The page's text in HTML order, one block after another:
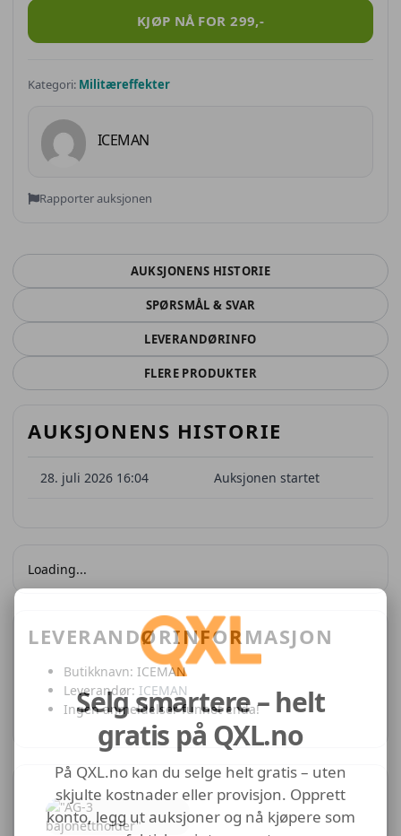
LEBANON VETERAN antall
KJØP NÅ FOR 299,-
Kategori: Militæreffekter
ICEMAN
Rapporter auksjonen
AUKSJONENS HISTORIE
SPØRSMÅL & SVAR
LEVERANDØRINFO
FLERE PRODUKTER
AUKSJONENS HISTORIE
28. juli 2026 16:04 Auksjonen startet
Loading...
LEVERANDØRINFORMASJON
Butikknavn: ICEMAN
Leverandør: ICEMAN
Ingen anmeldelser funnet enda!
Selg smartere – helt
gratis på QXL.no
På QXL.no kan du selge helt gratis – uten
skjulte kostnader eller provisjon. Opprett
konto, legg ut auksjoner og nå kjøpere som